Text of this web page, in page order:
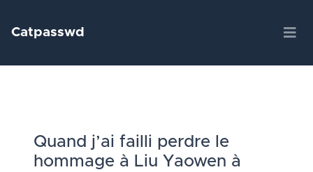
Catpasswd
Quand j’ai failli perdre le
hommage à Liu Yaowen à